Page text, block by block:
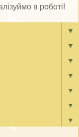
в роботі!
▼
▼
▼
▼
▼
▼
▼